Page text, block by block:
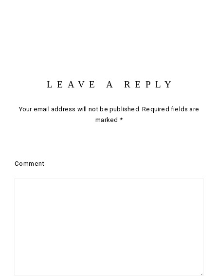
LEAVE A REPLY
Your email address will not be published. Required fields are
marked *
Comment